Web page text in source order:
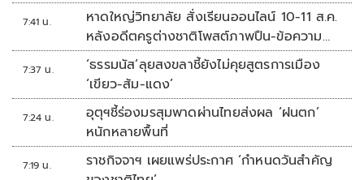
7:41 น.
หาดใหญ่วิทยาลัย สั่งเรียนออนไลน์ 10-11 ส.ค.
หลังอดีตครูต่างชาติโพสต์ภาพปืน-ข้อความ
ข่มขู่
7:37 น.
‘ธรรมนัส’ลุยสงขลาชี้ยังไม่คุยสูตรการเมือง
‘เขียว-ส้ม-แดง’
7:24 น.
อุตุฯชี้ร่องมรสุมพาดผ่านไทยส่งผล ‘ฝนตก’
หนักหลายพื้นที่
7:19 น.
ราชกิจจาฯ เผยแพร่ประกาศ ‘กำหนดวันสำคัญ